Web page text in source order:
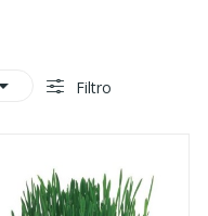
Filtro